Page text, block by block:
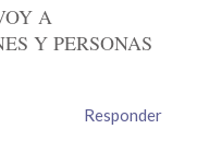
A
Y PERSONAS
Responder